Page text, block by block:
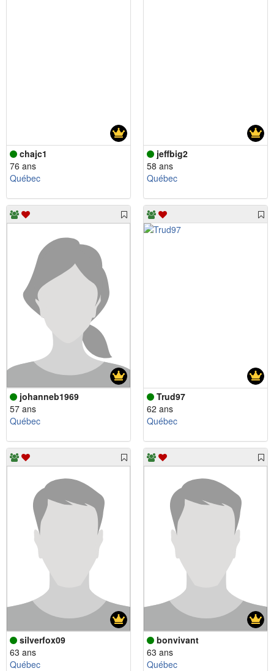
chajc1
76 ans
Québec
jeffbig2
58 ans
Québec
johanneb1969
57 ans
Québec
Trud97
62 ans
Québec
silverfox09
63 ans
Québec
bonvivant
63 ans
Québec